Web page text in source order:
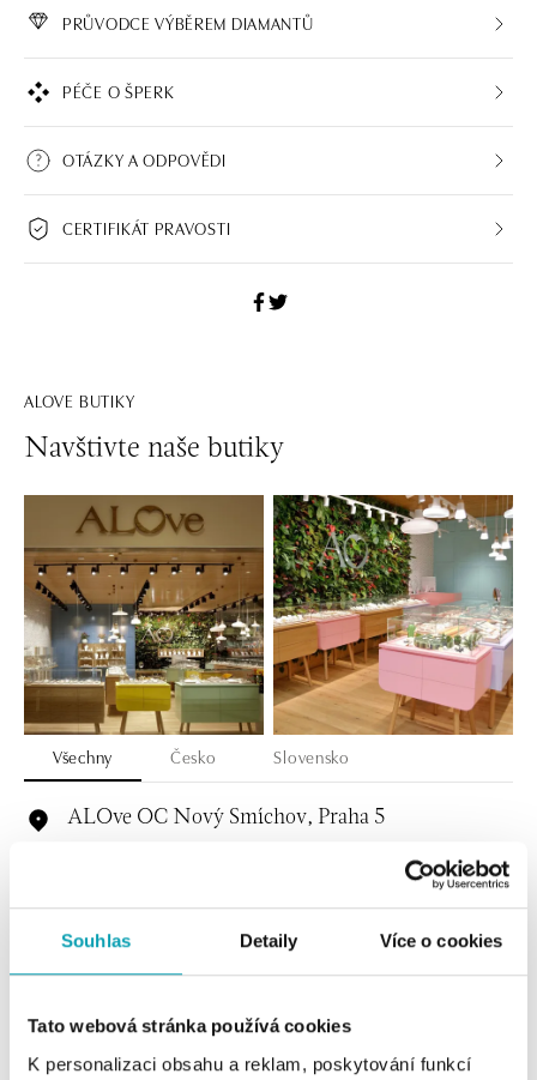
Souhlas Detaily Více o cookies
Tato webová stránka používá cookies
K personalizaci obsahu a reklam, poskytování funkcí
PRŮVODCE VÝBĚREM DIAMANTŮ
PÉČE O ŠPERK
OTÁZKY A ODPOVĚDI
CERTIFIKÁT PRAVOSTI
ALOVE BUTIKY
Navštivte naše butiky
Všechny Česko Slovensko
ALOve OC Nový Smíchov, Praha 5
tel.: +420604389337
dnes otevřeno do 21:00